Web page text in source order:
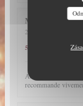
Megane
2026-07-28
- 19:30 -
5
Accueil souriant.
recommande